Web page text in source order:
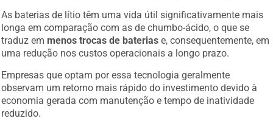
As baterias de lítio têm uma vida útil significativamente mais
longa em comparação com as de chumbo-ácido, o que se
traduz em menos trocas de baterias e, consequentemente, em
uma redução nos custos operacionais a longo prazo.
Empresas que optam por essa tecnologia geralmente
observam um retorno mais rápido do investimento devido à
economia gerada com manutenção e tempo de inatividade
reduzido.